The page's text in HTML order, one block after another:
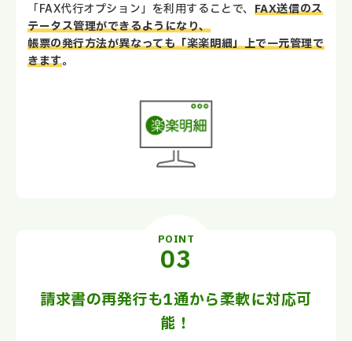
「FAX代行オプション」を利用することで、 FAX送信のス
テータス管理ができるようになり、
帳票の発行方法が異なっても「楽楽明細」上で一元管理で
きます。
POINT
請求書の再発行も1通から柔軟に対応可
能！